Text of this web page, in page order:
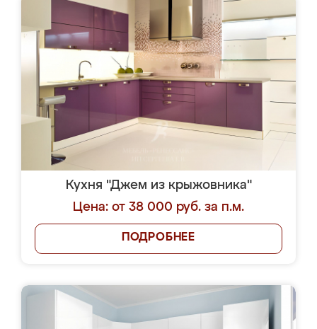
Кухня "Джем из крыжовника"
Цена: от 38 000 руб. за п.м.
ПОДРОБНЕЕ